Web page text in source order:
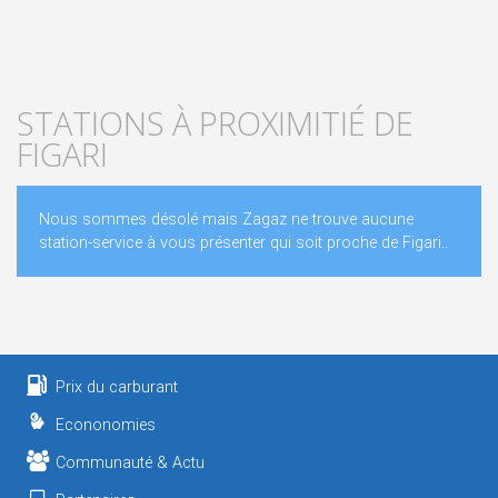
STATIONS À PROXIMITIÉ DE
FIGARI
Nous sommes désolé mais Zagaz ne trouve aucune
station-service à vous présenter qui soit proche de Figari..
Prix du carburant
Econonomies
Communauté & Actu